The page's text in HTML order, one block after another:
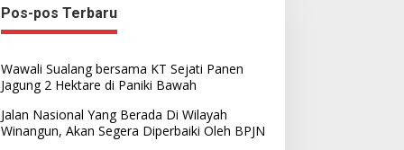
Pos-pos Terbaru
Wawali Sualang bersama KT Sejati Panen
Jagung 2 Hektare di Paniki Bawah
Jalan Nasional Yang Berada Di Wilayah
Winangun, Akan Segera Diperbaiki Oleh BPJN